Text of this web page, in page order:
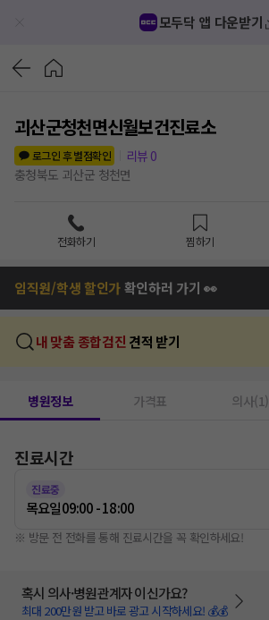
모두닥 앱 다운받기
괴산군청천면신월보건진료소
로그인 후 별점확인
리뷰 0
충청북도 괴산군 청천면
전화하기 찜하기
임직원/학생 할인가확인하러 가기 👀
내 맞춤 종합검진 견적 받기
병원정보 가격표 의사(1)
진료시간
진료중
목요일09:00 - 18:00
※ 방문 전 전화를 통해 진료시간을 꼭 확인하세요!
혹시 의사·병원관계자 이신가요?
최대 200만원 받고 바로 광고 시작하세요! 💰💰